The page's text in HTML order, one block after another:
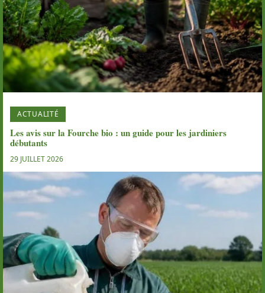
ACTUALITÉ
Les avis sur la Fourche bio : un guide pour les jardiniers
débutants
29 JUILLET 2026